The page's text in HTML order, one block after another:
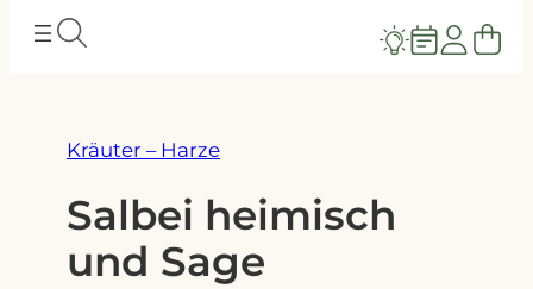
Kräuter – Harze
Salbei heimisch
und Sage